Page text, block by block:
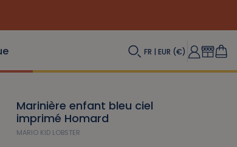
FR | EUR (€)
Marinière enfant bleu ciel
imprimé Homard
MARIO KID LOBSTER